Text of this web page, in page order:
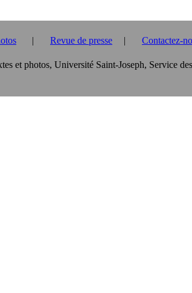
| Revue de presse | Contactez-
et photos, Université Saint-Joseph, Service des